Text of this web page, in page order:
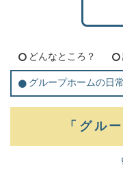
どんなところ？
グループホームの日常
「グル